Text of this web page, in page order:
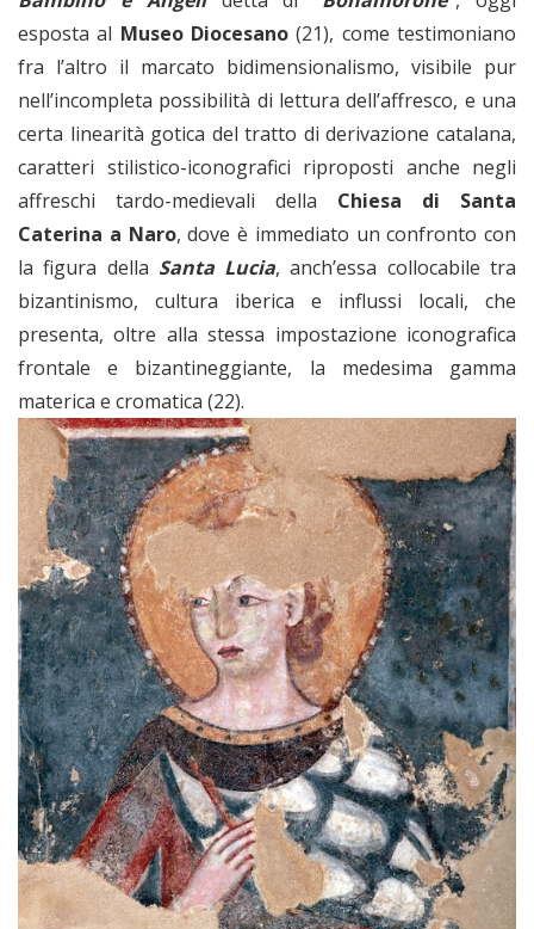
esposta al Museo Diocesano(21), come testimoniano
fra l’altro il marcato bidimensionalismo, visibile pur
nell’incompleta possibilità di lettura dell’affresco, e una
certa linearità gotica del tratto di derivazione catalana,
caratteri stilistico-iconografici riproposti anche negli
affreschi tardo-medievali della Chiesa di Santa
Caterina a Naro, dove è immediato un confronto con
la figura della Santa Lucia, anch’essa collocabile tra
bizantinismo, cultura iberica e influssi locali, che
presenta, oltre alla stessa impostazione iconografica
frontale e bizantineggiante, la medesima gamma
materica e cromatica (22).